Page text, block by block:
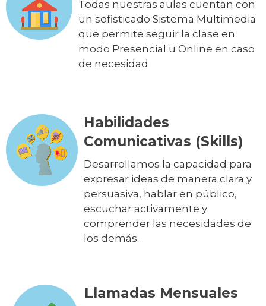
Todas nuestras aulas cuentan con
un sofisticado Sistema Multimedia
que permite seguir la clase en
modo Presencial u Online en caso
de necesidad
Habilidades
Comunicativas (Skills)
Desarrollamos la capacidad para
expresar ideas de manera clara y
persuasiva, hablar en público,
escuchar activamente y
comprender las necesidades de
los demás.
Llamadas Mensuales